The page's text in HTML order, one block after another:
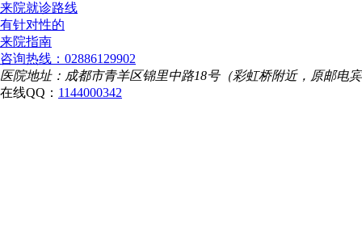
来院就诊路线
有针对性的
来院指南
咨询热线：02886129902
医院地址：成都市青羊区锦里中路18号（彩虹桥附近，原邮电
在线QQ： 1144000342